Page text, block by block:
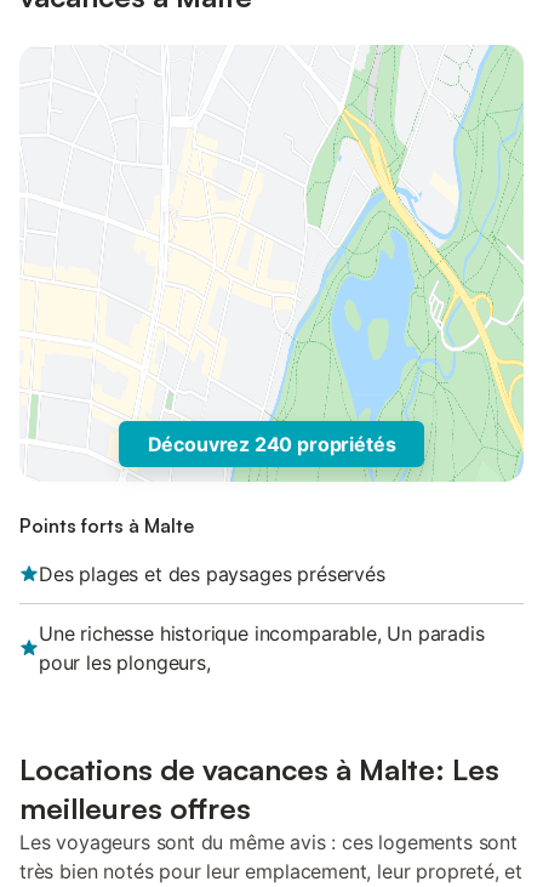
Découvrez 240 propriétés
Points forts à Malte
Des plages et des paysages préservés
Une richesse historique incomparable, Un paradis
pour les plongeurs,
Locations de vacances à Malte: Les
meilleures offres
Les voyageurs sont du même avis : ces logements sont
très bien notés pour leur emplacement, leur propreté, et